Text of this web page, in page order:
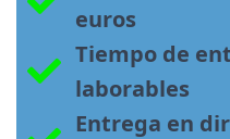
euros
Tiempo de
laborables
Entrega en